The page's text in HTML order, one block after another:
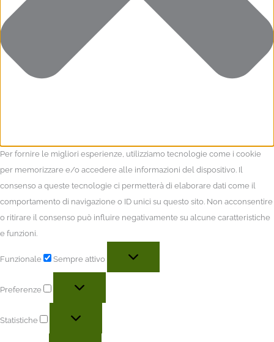
Per fornire le migliori esperienze, utilizziamo tecnologie come i cookie
per memorizzare e/o accedere alle informazioni del dispositivo. Il
consenso a queste tecnologie ci permetterà di elaborare dati come il
comportamento di navigazione o ID unici su questo sito. Non acconsentire
o ritirare il consenso può influire negativamente su alcune caratteristiche
e funzioni.
Funzionale Sempre attivo
Preferenze
Statistiche